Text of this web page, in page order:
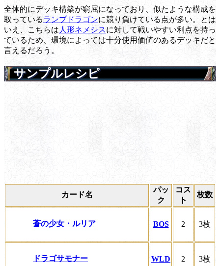
全体的にデッキ構築が窮屈になっており、似たような構成を
取っているランプドラゴンに競り負けている点が多い。とは
いえ、こちらは 人形ネメシスに対して戦いやすい利点を持っ
ているため、環境によっては十分使用価値のあるデッキだと
言えるだろう。
サンプルレシピ
カード名
パッ
ク
コス
ト
枚数
蒼の少女・ルリア BOS 2 3枚
ドラゴサモナー WLD 2 3枚